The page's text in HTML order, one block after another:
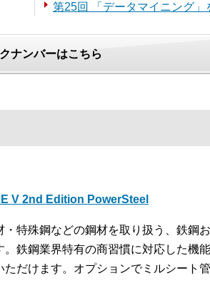
第25回 「データマイニング」
ナンバーはこちら
V 2nd Edition PowerSteel
特殊鋼などの鋼材を取り扱う、鉄鋼
鉄鋼業界特有の商習慣に対応した機
だけます。オプションでミルシート